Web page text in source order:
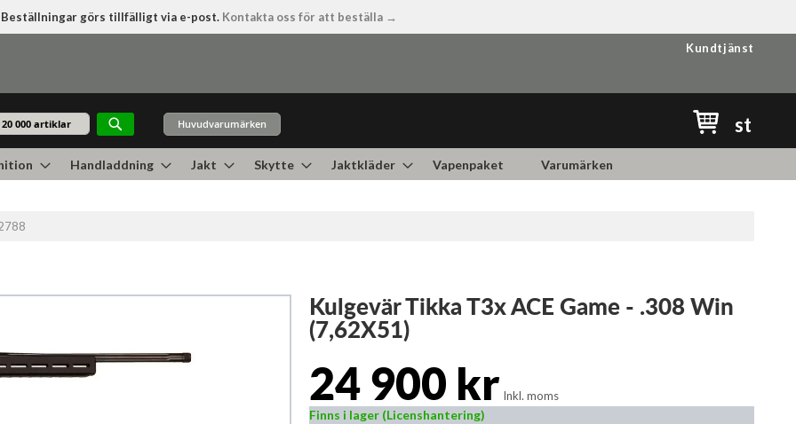
Beställningar görs tillfälligt via e-post. Kontakta oss för att beställa →
Kundtjänst
Sök
Huvudvarumärken st
Handladdning Jakt Skytte Jaktkläder Vapenpaket Varumärken
Kulgevär Tikka T3x ACE Game - .308 Win
(7,62X51)
24 900 kr Inkl. moms
Finns i lager (Licenshantering)